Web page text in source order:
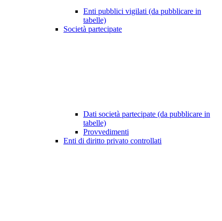
Enti pubblici vigilati (da pubblicare in
tabelle)
Società partecipate
Dati società partecipate (da pubblicare in
tabelle)
Provvedimenti
Enti di diritto privato controllati